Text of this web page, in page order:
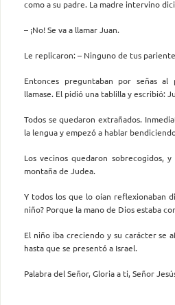
como a su padre. La madre intervino
– ¡No! Se va a llamar Juan.
Le replicaron: – Ninguno de tus
Entonces preguntaban por señas
llamase. El pidió una tablilla y escribió:
Todos se quedaron extrañados.
la lengua y empezó a hablar
Los vecinos quedaron sobrecogidos,
montaña de Judea.
Y todos los que lo oían reflexionaban
niño? Porque la mano de Dios estaba
El niño iba creciendo y su carácter se
hasta que se presentó a Israel.
Palabra del Señor, Gloria a ti, Señor